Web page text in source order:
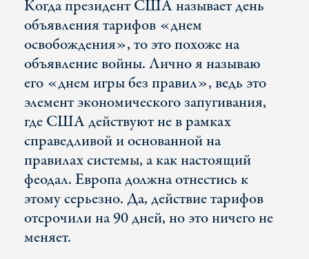
Когда президент США называет день
объявления тарифов «днем
освобождения», то это похоже на
объявление войны. Лично я называю
его «днем игры без правил», ведь это
элемент экономического запугивания,
где США действуют не в рамках
справедливой и основанной на
правилах системы, а как настоящий
феодал. Европа должна отнестись к
этому серьезно. Да, действие тарифов
отсрочили на 90 дней, но это ничего не
меняет.